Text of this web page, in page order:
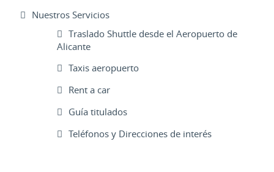
Nuestros Servicios
Traslado Shuttle desde el Aeropuerto de
Alicante
Taxis aeropuerto
Rent a car
Guía titulados
Teléfonos y Direcciones de interés